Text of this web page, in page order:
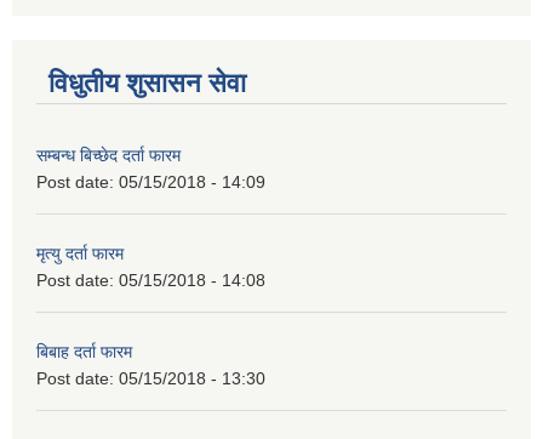
विधुतीय शुसासन सेवा
सम्बन्ध बिच्छेद दर्ता फारम
Post date: 05/15/2018 - 14:09
मृत्यु दर्ता फारम
Post date: 05/15/2018 - 14:08
बिबाह दर्ता फारम
Post date: 05/15/2018 - 13:30